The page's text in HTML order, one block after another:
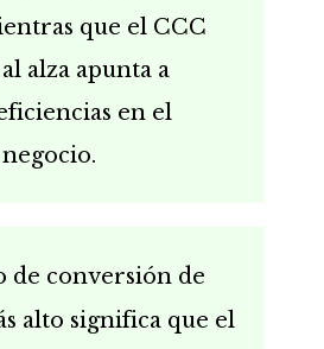
que el CCC
alza apunta a
en el
de conversión de
alto significa que el